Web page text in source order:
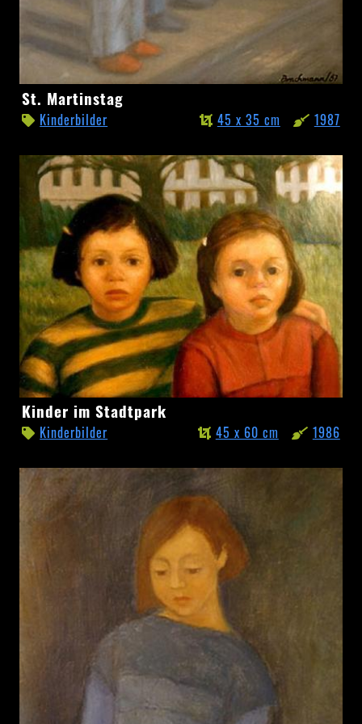
St.
Martinstag
St. Martinstag
Kinderbilder 1987
45 x 35 cm
Kinder
im
Stadtpark
Kinder im Stadtpark
Kinderbilder 1986
45 x 60 cm